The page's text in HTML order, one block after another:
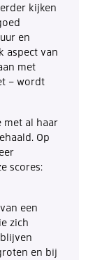
kijken
en
aspect van
met
– wordt
met al haar
Op
scores:
een
zich
en bij